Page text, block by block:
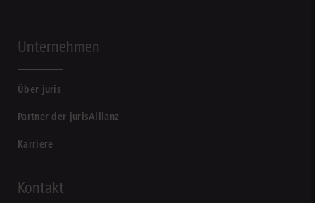
Unternehmen
Über juris
Partner der jurisAllianz
Karriere
Kontakt